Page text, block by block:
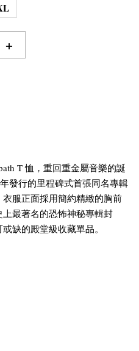
+
T 恤，重回重金屬音樂的誕
發行的里程碑式首張同名專輯
衣服正面採用簡約精緻的胸前
最著名的恐怖神秘專輯封
缺的殿堂級收藏單品。